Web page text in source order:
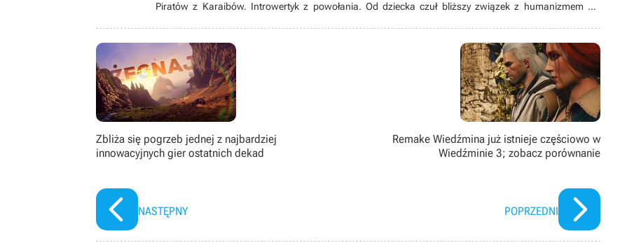
Piratów z Karaibów. Introwertyk z powołania. Od dziecka czuł bliższy związek z humanizmem niż
którym jest dzisiaj.
Zbliża się pogrzeb jednej z najbardziej
innowacyjnych gier ostatnich dekad
NASTĘPNY
Remake Wiedźmina już istnieje częściowo w
Wiedźminie 3; zobacz porównanie
POPRZEDNI